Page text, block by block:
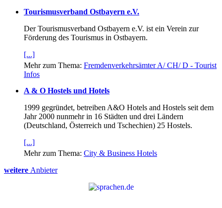
Tourismusverband Ostbayern e.V.
Der Tourismusverband Ostbayern e.V. ist ein Verein zur
Förderung des Tourismus in Ostbayern.
[...]
Mehr zum Thema: Fremdenverkehrsämter A/ CH/ D - Tourist
Infos
A & O Hostels und Hotels
1999 gegründet, betreiben A&O Hotels and Hostels seit dem
Jahr 2000 nunmehr in 16 Städten und drei Ländern
(Deutschland, Österreich und Tschechien) 25 Hostels.
[...]
Mehr zum Thema: City & Business Hotels
weitere Anbieter